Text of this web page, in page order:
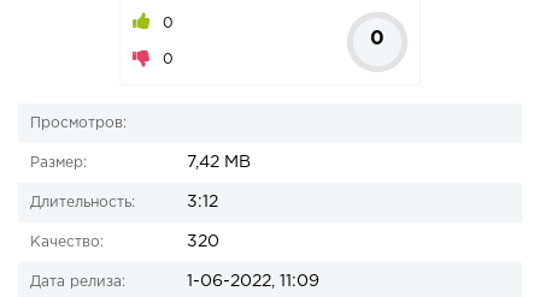
0
0
0
Просмотров:
Размер: 7,42 MB
Длительность: 3:12
Качество: 320
Дата релиза: 1-06-2022, 11:09